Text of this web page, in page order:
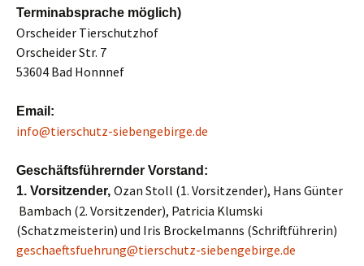
Terminabsprache möglich)
Orscheider Tierschutzhof
Orscheider Str. 7
53604 Bad Honnnef
Email:
info@tierschutz-siebengebirge.de
Geschäftsführernder Vorstand:
1. Vorsitzender, Ozan Stoll (1. Vorsitzender), Hans Günter
Bambach (2. Vorsitzender), Patricia Klumski
(Schatzmeisterin) und Iris Brockelmanns (Schriftführerin)
geschaeftsfuehrung@tierschutz-siebengebirge.de